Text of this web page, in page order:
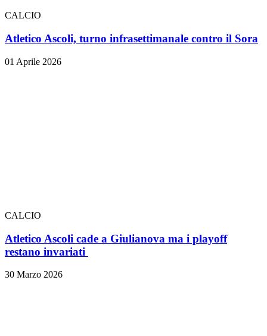
CALCIO
Atletico Ascoli, turno infrasettimanale contro il Sora
01 Aprile 2026
CALCIO
Atletico Ascoli cade a Giulianova ma i playoff
restano invariati
30 Marzo 2026